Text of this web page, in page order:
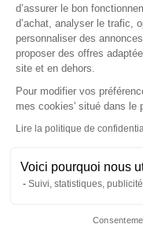
d’assurer le bon
d’achat, analyser le trafic,
personnaliser des
proposer des offres
site et en dehors.
Pour modifier vos
mes cookies' situé dans le
Lire la politique de
Voici pourquoi nous
Suivi, statistiques,